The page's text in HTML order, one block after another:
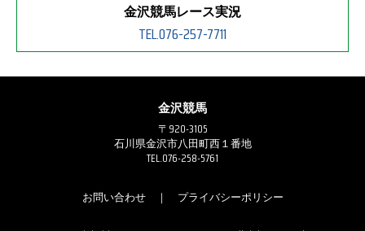
金沢競馬レース実況
TEL.076-257-7711
金沢競馬
〒920-3105
石川県金沢市八田町西１番地
TEL.076-258-5761
お問い合わせ｜ プライバシーポリシー